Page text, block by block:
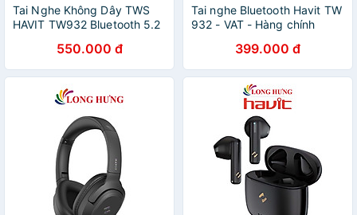
Tai Nghe Không Dây TWS
HAVIT TW932 Bluetooth 5.2
Driver 13mm - Hàng Chính
Hãng
550.000 đ
Tai nghe Bluetooth Havit TW
932 - VAT - Hàng chính
399.000 đ